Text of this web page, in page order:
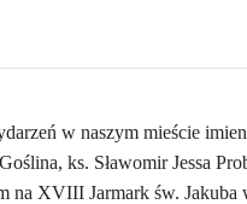
w naszym mieście
ks. Sławomir Jessa
na XVIII Jarmark św. Jakuba